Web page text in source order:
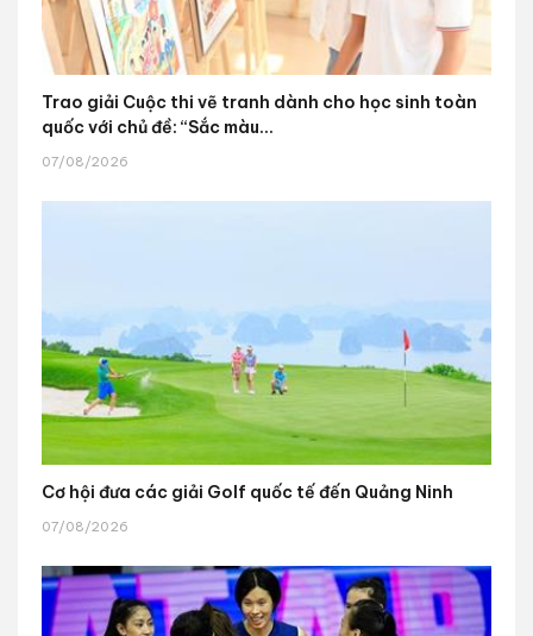
Trao giải Cuộc thi vẽ tranh dành cho học sinh toàn
quốc với chủ đề: “Sắc màu...
07/08/2026
Cơ hội đưa các giải Golf quốc tế đến Quảng Ninh
07/08/2026